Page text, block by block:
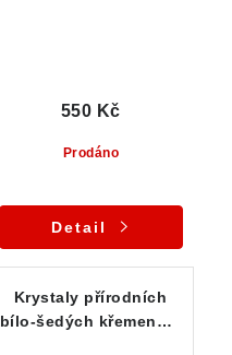
Prodáno
550 Kč
Detail
Krystaly přírodních
bílo-šedých křemenů s